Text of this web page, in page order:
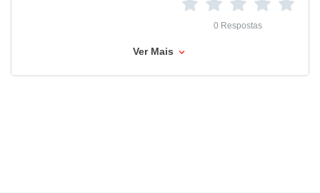
0 Respostas
Ver Mais